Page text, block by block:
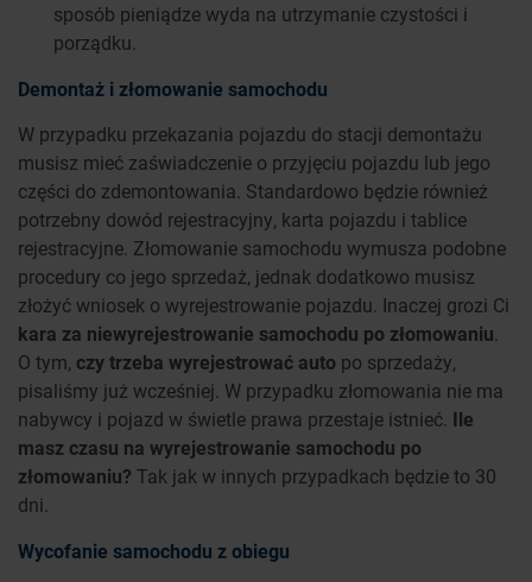
sposób pieniądze wyda na utrzymanie czystości i
porządku.
Demontaż i złomowanie samochodu
W przypadku przekazania pojazdu do stacji demontażu
musisz mieć zaświadczenie o przyjęciu pojazdu lub jego
części do zdemontowania. Standardowo będzie również
potrzebny dowód rejestracyjny, karta pojazdu i tablice
rejestracyjne. Złomowanie samochodu wymusza podobne
procedury co jego sprzedaż, jednak dodatkowo musisz
złożyć wniosek o wyrejestrowanie pojazdu. Inaczej grozi Ci
kara za niewyrejestrowanie samochodu po złomowaniu.
O tym, czy trzeba wyrejestrować auto po sprzedaży,
pisaliśmy już wcześniej. W przypadku złomowania nie ma
nabywcy i pojazd w świetle prawa przestaje istnieć. Ile
masz czasu na wyrejestrowanie samochodu po
złomowaniu? Tak jak w innych przypadkach będzie to 30
dni.
Wycofanie samochodu z obiegu